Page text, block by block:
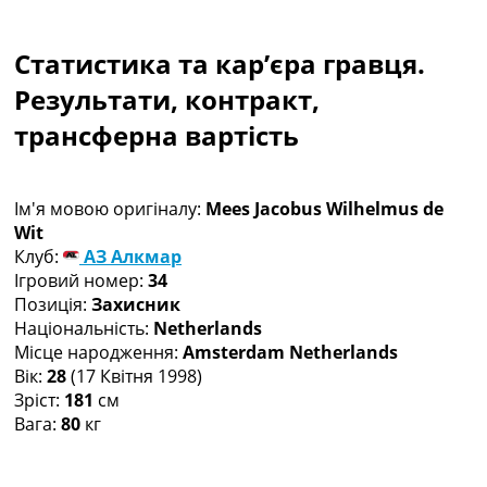
Чемпіонат Світу
Україна. Прем’єр-Ліга
Україна. Перша Ліга
Ліга Чемпіонів
Ще Турніри >>>
Чемпіонат Світу. Турнирні таблиці
Таблиця УПЛ
Перша Ліга
Таблиця АПЛ
Таблиця Ла Ліги
Таблиця Ліги Чемпіонів
Всі таблиці >>>
Рейтинги
Статистика та кар’єра гравця.
Результати, контракт,
трансферна вартість
Ім'я мовою оригіналу: Mees Jacobus Wilhelmus de
Wit
Клуб:
АЗ Алкмар
Ігровий номер: 34
Позиція: Захисник
Національність: Netherlands
Місце народження: Amsterdam Netherlands
Вік: 28(17 Квітня 1998)
Зріст: 181 см
Вага: 80 кг